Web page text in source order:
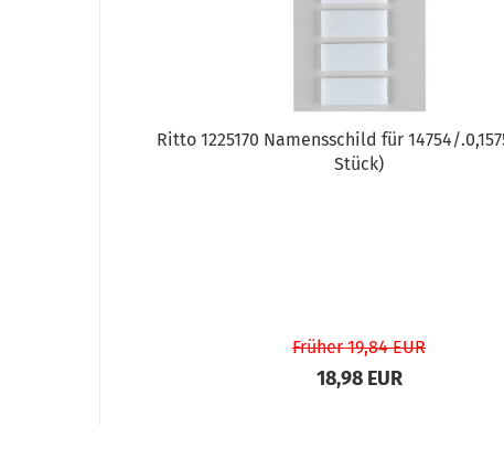
Ritto 1225170 Namensschild für 14754/
Stück)
Früher 19,84 EUR
18,98 EUR